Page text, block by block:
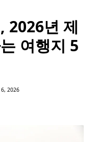
2026년 제
여행지 5
6, 2026